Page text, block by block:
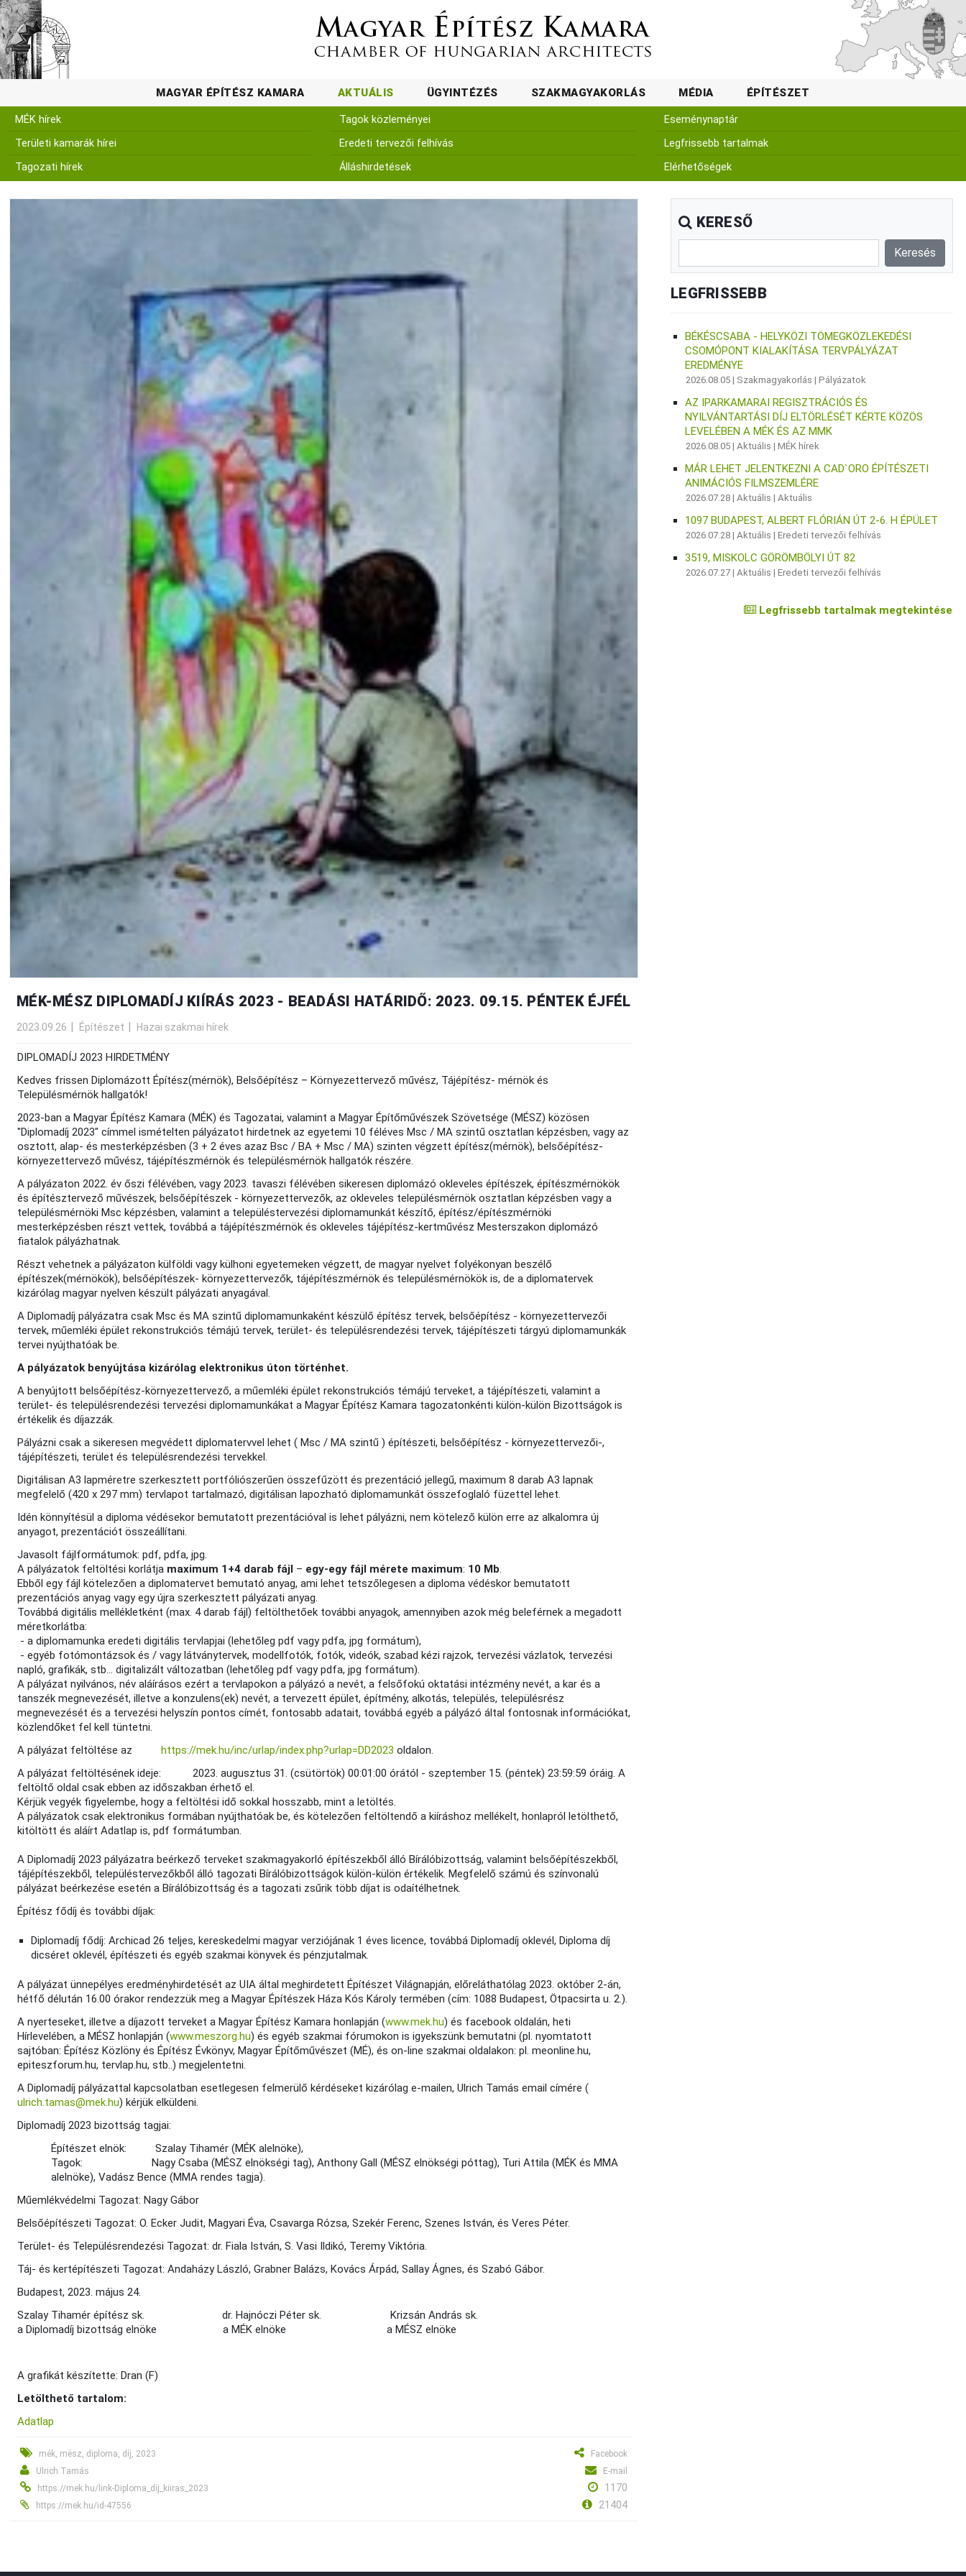
MAGYAR ÉPÍTÉSZ KAMARA AKTUÁLIS ÜGYINTÉZÉS SZAKMAGYAKORLÁS MÉDIA ÉPÍTÉSZET
MÉK hírek
Területi kamarák hírei
Tagozati hírek
Tagok közleményei
Eredeti tervezői felhívás
Álláshirdetések
Eseménynaptár
Legfrissebb tartalmak
Elérhetőségek
MÉK-MÉSZ DIPLOMADÍJ KIÍRÁS 2023 - BEADÁSI HATÁRIDŐ: 2023. 09.15. PÉNTEK ÉJFÉL
2023.09.26 Építészet Hazai szakmai hírek
DIPLOMADÍJ 2023 HIRDETMÉNY
Kedves frissen Diplomázott Építész(mérnök), Belsőépítész – Környezettervező művész, Tájépítész- mérnök és
Településmérnök hallgatók!
2023-ban a Magyar Építész Kamara (MÉK) és Tagozatai, valamint a Magyar Építőművészek Szövetsége (MÉSZ) közösen
"Diplomadíj 2023" címmel ismételten pályázatot hirdetnek az egyetemi 10 féléves Msc / MA szintű osztatlan képzésben, vagy az
osztott, alap- és mesterképzésben (3 + 2 éves azaz Bsc / BA + Msc / MA) szinten végzett építész(mérnök), belsőépítész-
környezettervező művész, tájépítészmérnök és településmérnök hallgatók részére.
A pályázaton 2022. év őszi félévében, vagy 2023. tavaszi félévében sikeresen diplomázó okleveles építészek, építészmérnökök
és építésztervező művészek, belsőépítészek - környezettervezők, az okleveles településmérnök osztatlan képzésben vagy a
településmérnöki Msc képzésben, valamint a településtervezési diplomamunkát készítő, építész/építészmérnöki
mesterképzésben részt vettek, továbbá a tájépítészmérnök és okleveles tájépítész-kertművész Mesterszakon diplomázó
fiatalok pályázhatnak.
Részt vehetnek a pályázaton külföldi vagy külhoni egyetemeken végzett, de magyar nyelvet folyékonyan beszélő
építészek(mérnökök), belsőépítészek- környezettervezők, tájépítészmérnök és településmérnökök is, de a diplomatervek
kizárólag magyar nyelven készült pályázati anyagával.
A Diplomadíj pályázatra csak Msc és MA szintű diplomamunkaként készülő építész tervek, belsőépítész - környezettervezői
tervek, műemléki épület rekonstrukciós témájú tervek, terület- és településrendezési tervek, tájépítészeti tárgyú diplomamunkák
tervei nyújthatóak be.
A pályázatok benyújtása kizárólag elektronikus úton történhet.
A benyújtott belsőépítész-környezettervező, a műemléki épület rekonstrukciós témájú terveket, a tájépítészeti, valamint a
terület- és településrendezési tervezési diplomamunkákat a Magyar Építész Kamara tagozatonkénti külön-külön Bizottságok is
értékelik és díjazzák.
Pályázni csak a sikeresen megvédett diplomatervvel lehet ( Msc / MA szintű ) építészeti, belsőépítész - környezettervezői-,
tájépítészeti, terület és településrendezési tervekkel.
Digitálisan A3 lapméretre szerkesztett portfóliószerűen összefűzött és prezentáció jellegű, maximum 8 darab A3 lapnak
megfelelő (420 x 297 mm) tervlapot tartalmazó, digitálisan lapozható diplomamunkát összefoglaló füzettel lehet.
Idén könnyítésül a diploma védésekor bemutatott prezentációval is lehet pályázni, nem kötelező külön erre az alkalomra új
anyagot, prezentációt összeállítani.
Javasolt fájlformátumok: pdf, pdfa, jpg.
A pályázatok feltöltési korlátja maximum 1+4 darab fájl – egy-egy fájl mérete maximum: 10 Mb.
Ebből egy fájl kötelezően a diplomatervet bemutató anyag, ami lehet tetszőlegesen a diploma védéskor bemutatott
prezentációs anyag vagy egy újra szerkesztett pályázati anyag.
Továbbá digitális mellékletként (max. 4 darab fájl) feltölthetőek további anyagok, amennyiben azok még beleférnek a megadott
méretkorlátba:
- a diplomamunka eredeti digitális tervlapjai (lehetőleg pdf vagy pdfa, jpg formátum),
- egyéb fotómontázsok és / vagy látványtervek, modellfotók, fotók, videók, szabad kézi rajzok, tervezési vázlatok, tervezési
napló, grafikák, stb… digitalizált változatban (lehetőleg pdf vagy pdfa, jpg formátum).
A pályázat nyilvános, név aláírásos ezért a tervlapokon a pályázó a nevét, a felsőfokú oktatási intézmény nevét, a kar és a
tanszék megnevezését, illetve a konzulens(ek) nevét, a tervezett épület, építmény, alkotás, település, településrész
megnevezését és a tervezési helyszín pontos címét, fontosabb adatait, továbbá egyéb a pályázó által fontosnak információkat,
közlendőket fel kell tüntetni.
A pályázat feltöltése azhttps://mek.hu/inc/urlap/index.php?urlap=DD2023 oldalon.
A pályázat feltöltésének ideje: 2023. augusztus 31. (csütörtök) 00:01:00 órától - szeptember 15. (péntek) 23:59:59 óráig. A
feltöltő oldal csak ebben az időszakban érhető el.
Kérjük vegyék figyelembe, hogy a feltöltési idő sokkal hosszabb, mint a letöltés.
A pályázatok csak elektronikus formában nyújthatóak be, és kötelezően feltöltendő a kiíráshoz mellékelt, honlapról letölthető,
kitöltött és aláírt Adatlap is, pdf formátumban.
A Diplomadíj 2023 pályázatra beérkező terveket szakmagyakorló építészekből álló Bírálóbizottság, valamint belsőépítészekből,
tájépítészekből, településtervezőkből álló tagozati Bírálóbizottságok külön-külön értékelik. Megfelelő számú és színvonalú
pályázat beérkezése esetén a Bírálóbizottság és a tagozati zsűrik több díjat is odaítélhetnek.
Építész fődíj és további díjak:
Diplomadíj fődíj: Archicad 26 teljes, kereskedelmi magyar verziójának 1 éves licence, továbbá Diplomadíj oklevél, Diploma díj
dicséret oklevél, építészeti és egyéb szakmai könyvek és pénzjutalmak.
A pályázat ünnepélyes eredményhirdetését az UIA által meghirdetett Építészet Világnapján, előreláthatólag 2023. október 2-án,
hétfő délután 16.00 órakor rendezzük meg a Magyar Építészek Háza Kós Károly termében (cím: 1088 Budapest, Ötpacsirta u. 2.).
A nyerteseket, illetve a díjazott terveket a Magyar Építész Kamara honlapján (www.mek.hu) és facebook oldalán, heti
Hírlevelében, a MÉSZ honlapján (www.meszorg.hu) és egyéb szakmai fórumokon is igyekszünk bemutatni (pl. nyomtatott
sajtóban: Építész Közlöny és Építész Évkönyv, Magyar Építőművészet (MÉ), és on-line szakmai oldalakon: pl. meonline.hu,
epiteszforum.hu, tervlap.hu, stb..) megjelentetni.
A Diplomadíj pályázattal kapcsolatban esetlegesen felmerülő kérdéseket kizárólag e-mailen, Ulrich Tamás email címére (
ulrich.tamas@mek.hu) kérjük elküldeni.
Diplomadíj 2023 bizottság tagjai:
Építészet elnök: Szalay Tihamér (MÉK alelnöke),
Tagok: Nagy Csaba (MÉSZ elnökségi tag), Anthony Gall (MÉSZ elnökségi póttag), Turi Attila (MÉK és MMA
alelnöke), Vadász Bence (MMA rendes tagja).
Műemlékvédelmi Tagozat: Nagy Gábor
Belsőépítészeti Tagozat: O. Ecker Judit, Magyari Éva, Csavarga Rózsa, Szekér Ferenc, Szenes István, és Veres Péter.
Terület- és Településrendezési Tagozat: dr. Fiala István, S. Vasi Ildikó, Teremy Viktória.
Táj- és kertépítészeti Tagozat: Andaházy László, Grabner Balázs, Kovács Árpád, Sallay Ágnes, és Szabó Gábor.
Budapest, 2023. május 24.
Szalay Tihamér építész sk. dr. Hajnóczi Péter sk. Krizsán András sk.
a Diplomadíj bizottság elnöke a MÉK elnöke a MÉSZ elnöke
A grafikát készítette: Dran (F)
Letölthető tartalom:
Adatlap
mék, mész, diploma, díj, 2023
Facebook
Ulrich Tamás
E-mail
https://mek.hu/link-Diploma_dij_kiiras_2023
1170
https://mek.hu/id-47556 21404
KERESŐ
LEGFRISSEBB
BÉKÉSCSABA - HELYKÖZI TÖMEGKÖZLEKEDÉSI
CSOMÓPONT KIALAKÍTÁSA TERVPÁLYÁZAT
EREDMÉNYE
2026.08.05 | Szakmagyakorlás |Pályázatok
AZ IPARKAMARAI REGISZTRÁCIÓS ÉS
NYILVÁNTARTÁSI DÍJ ELTÖRLÉSÉT KÉRTE KÖZÖS
LEVELÉBEN A MÉK ÉS AZ MMK
2026.08.05 |Aktuális |MÉK hírek
MÁR LEHET JELENTKEZNI A CAD`ORO ÉPÍTÉSZETI
ANIMÁCIÓS FILMSZEMLÉRE
2026.07.28 |Aktuális |Aktuális
1097 BUDAPEST, ALBERT FLÓRIÁN ÚT 2-6. H ÉPÜLET
2026.07.28 |Aktuális |Eredeti tervezői felhívás
3519, MISKOLC GÖRÖMBÖLYI ÚT 82
2026.07.27 |Aktuális |Eredeti tervezői felhívás
Legfrissebb tartalmak megtekintése